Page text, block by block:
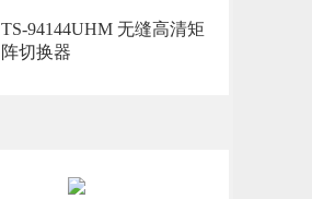
TS-94144UHM 无缝高清矩
阵切换器